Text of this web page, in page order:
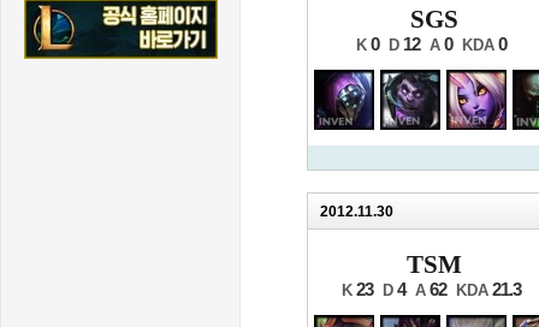
SGS
K 0 D 12 A 0 KDA 0
2012.11.30
TSM
K 23 D 4 A 62 KDA 21.3